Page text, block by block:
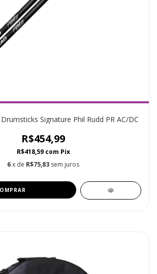
Signature Phil Rudd PR AC/DC
R$454,99
R$418,59 com Pix
6x de R$75,83 sem juros